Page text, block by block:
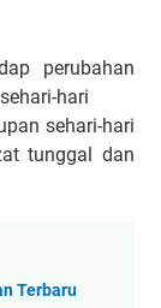
perubahan
hari
sehari-hari
tunggal dan
Terbaru